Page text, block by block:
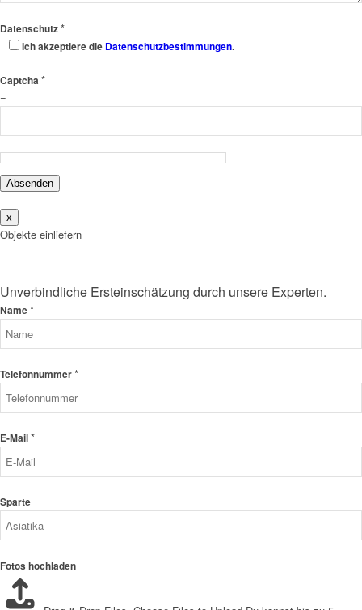
Datenschutz*
Ich akzeptiere die Datenschutzbestimmungen.
Captcha *
=
Absenden
x
Objekte einliefern
Unverbindliche Ersteinschätzung durch unsere Experten.
Name*
Telefonnummer*
E-Mail*
Sparte
Fotos hochladen